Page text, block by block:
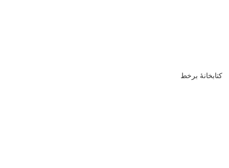
کتابخانۀ برخط